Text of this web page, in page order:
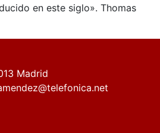
en este siglo». Thomas
Madrid